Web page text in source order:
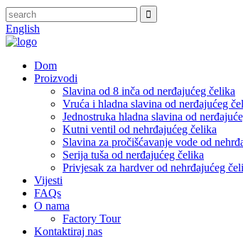
English
Dom
Proizvodi
Slavina od 8 inča od nerđajućeg čelika
Vruća i hladna slavina od nerđajućeg
Jednostruka hladna slavina od
Kutni ventil od nehrđajućeg čelika
Slavina za pročišćavanje vode od
Serija tuša od nerđajućeg čelika
Privjesak za hardver od nehrđajućeg
Vijesti
FAQs
O nama
Factory Tour
Kontaktiraj nas